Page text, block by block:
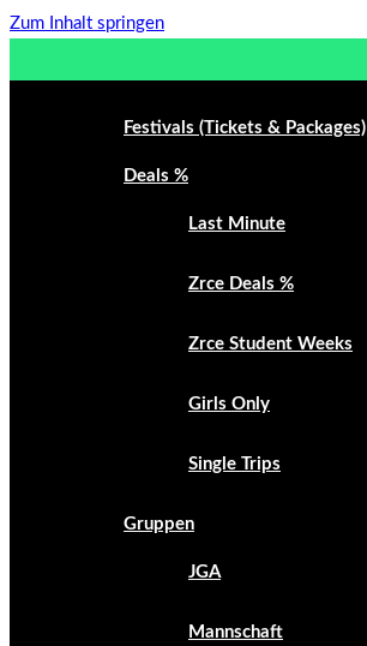
Zum Inhalt springen
Festivals (Tickets & Packages)
Deals %
Last Minute
Zrce Deals %
Zrce Student Weeks
Girls Only
Single Trips
Gruppen
JGA
Mannschaft